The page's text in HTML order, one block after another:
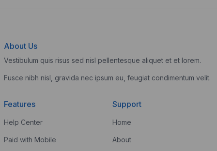
About Us
Vestibulum quis risus sed nisl pellentesque aliquet et et lorem.
Fusce nibh nisl, gravida nec ipsum eu, feugiat condimentum velit.
Features
Help Center
Paid with Mobile
Support
Home
About